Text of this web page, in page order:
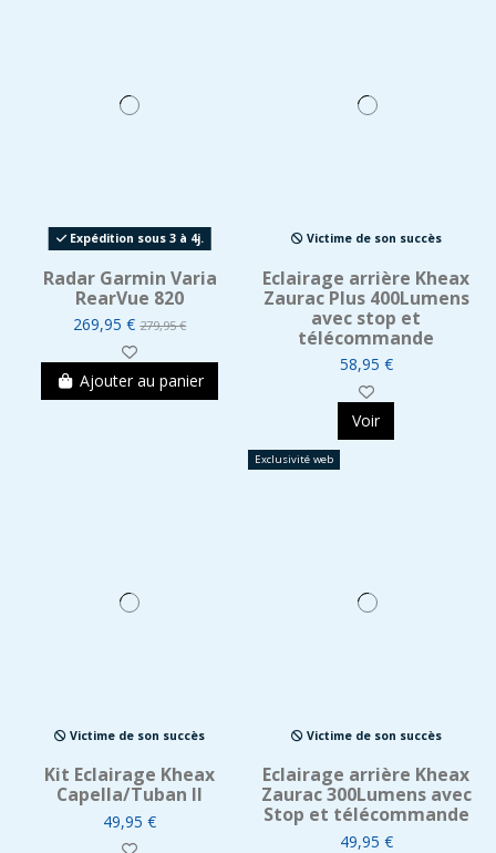
Expédition sous 3 à 4j.
Radar Garmin Varia
RearVue 820
269,95 €279,95 €
Ajouter au panier
Victime de son succès
Eclairage arrière Kheax
Zaurac Plus 400Lumens
avec stop et
télécommande
58,95 €
Voir
Victime de son succès
Kit Eclairage Kheax
Capella/Tuban II
49,95 €
Exclusivité web
Victime de son succès
Eclairage arrière Kheax
Zaurac 300Lumens avec
Stop et télécommande
49,95 €